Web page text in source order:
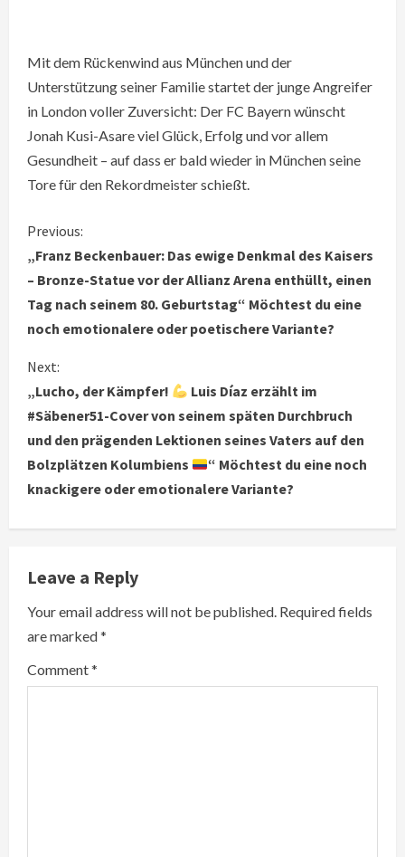
Mit dem Rückenwind aus München und der
Unterstützung seiner Familie startet der junge Angreifer
in London voller Zuversicht: Der FC Bayern wünscht
Jonah Kusi-Asare viel Glück, Erfolg und vor allem
Gesundheit – auf dass er bald wieder in München seine
Tore für den Rekordmeister schießt.
C
o
n
i
n
u
e
R
e
a
i
Previous:
„Franz Beckenbauer: Das ewige Denkmal des Kaisers
– Bronze-Statue vor der Allianz Arena enthüllt, einen
Tag nach seinem 80. Geburtstag“ Möchtest du eine
noch emotionalere oder poetischere Variante?
Next:
„Lucho, der Kämpfer!
Luis Díaz erzählt im
#Säbener51-Cover von seinem späten Durchbruch
und den prägenden Lektionen seines Vaters auf den
Bolzplätzen Kolumbiens
“ Möchtest du eine noch
knackigere oder emotionalere Variante?
Leave a Reply
Your email address will not be published. Required fields
are marked*
Comment*